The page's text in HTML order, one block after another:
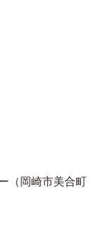
（岡崎市美合町